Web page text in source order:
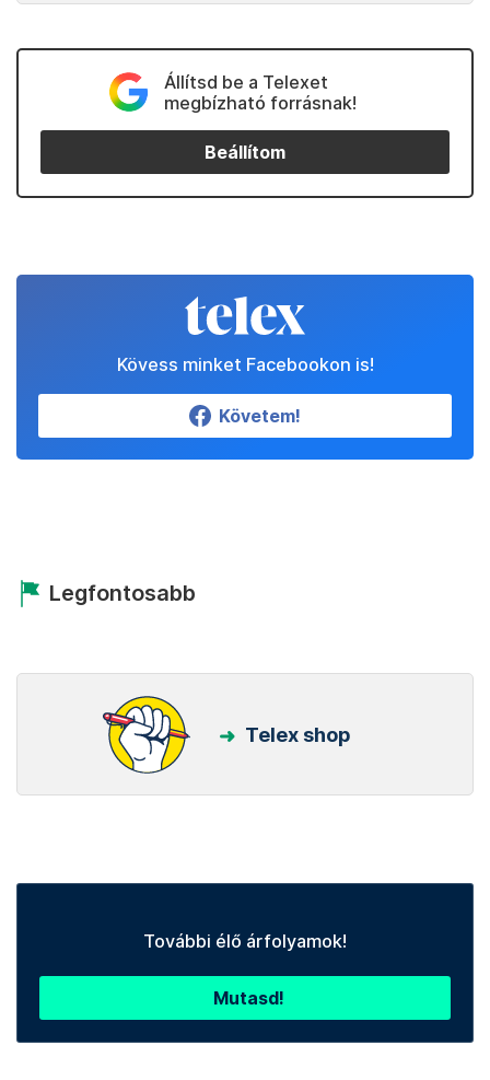
Állítsd be a Telexet
megbízható forrásnak!
Beállítom
Kövess minket Facebookon is!
Követem!
Legfontosabb
Telex shop
További élő árfolyamok!
Mutasd!